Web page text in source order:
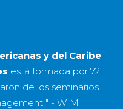
y del Caribe
está formada por 72
de los seminarios
" - WIM